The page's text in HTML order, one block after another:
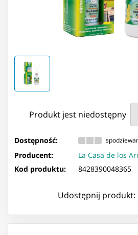
Produkt jest niedostępny
Dostępność:
Producent:
La Casa de los
Kod produktu:
8428390048365
Udostępnij produkt: